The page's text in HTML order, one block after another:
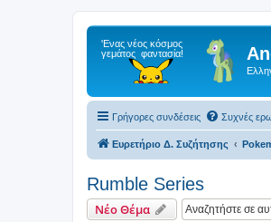
Γρήγορες συνδέσεις Συχνές
Ευρετήριο Δ. Συζήτησης
Rumble Series
Νέο Θέμα